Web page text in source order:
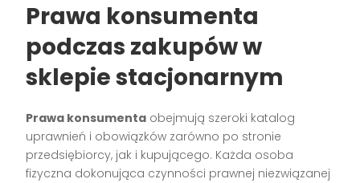
Prawa konsumenta
podczas zakupów w
sklepie stacjonarnym
Prawa konsumenta obejmują szeroki katalog
uprawnień i obowiązków zarówno po stronie
przedsiębiorcy, jak i kupującego. Każda osoba
fizyczna dokonująca czynności prawnej niezwiązanej